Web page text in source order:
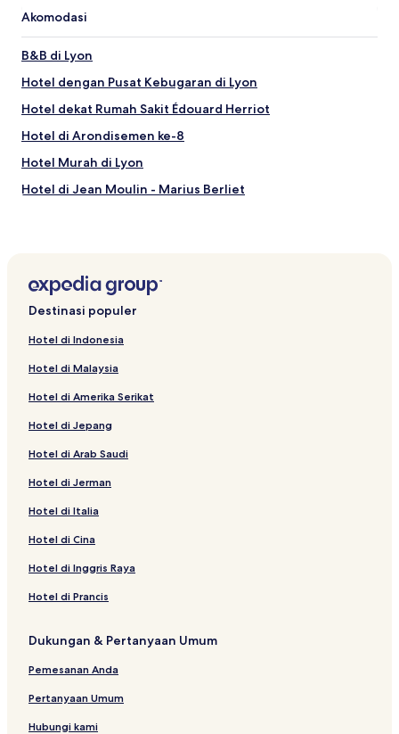
Akomodasi
B&B di Lyon
Hotel dengan Pusat Kebugaran di Lyon
Hotel dekat Rumah Sakit Édouard Herriot
Hotel di Arondisemen ke-8
Hotel Murah di Lyon
Hotel di Jean Moulin - Marius Berliet
Hotel di Montchat
Hotel dekat Akuarium Lyon
Hotel Butik di Lyon
Hotel Bintang 4 di Lyon
Hotel di Richard Vitton - Chambovet
Hotel di Transvaal
Hotel dekat Essarts - Laennec Halte Tram
Hotel dekat Lyon Bioparc
Hotel dekat Bellecour Square
Hotel Ramah Hewan Peliharaan di Vienne
Hotel dekat Perhentian Trem Moulin à Vent
Hotel dekat Stasiun Cusset
Hotel Golf di Lyon
Hotel dekat Pemberhentian Trem Hotel de Ville - Bron
Hotel dekat Pemberhentian Trem Quai Claude Bernard
Hotel Ramah Hewan Peliharaan di Lyon
Destinasi populer
Hotel di Indonesia
Hotel di Malaysia
Hotel di Amerika Serikat
Hotel di Jepang
Hotel di Arab Saudi
Hotel di Jerman
Hotel di Italia
Hotel di Cina
Hotel di Inggris Raya
Hotel di Prancis
Dukungan & Pertanyaan Umum
Pemesanan Anda
Pertanyaan Umum
Hubungi kami